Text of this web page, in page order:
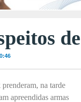
na tarde
apreendidas armas